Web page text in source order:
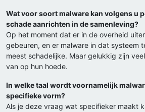
Wat voor soort malware kan volgens u
schade aanrichten in de samenleving?
Op het moment dat er in de overheid
gebeuren, en er malware in dat systeem
meest schadelijke. Maar gelukkig zijn
van op hun hoede.
In welke taal wordt voornamelijk
specifieke vorm?
Als je deze vraag wat specifieker maakt